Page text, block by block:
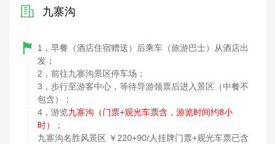
九寨沟
1，早餐（酒店住宿赠送）后乘车（旅游巴士）从酒店出
发；
2，前往九寨沟景区停车场；
3，步行至游客中心，等待导游领票后进入景区（中餐不
包含）；
4，游览九寨沟（门票+观光车票含，游览时间约8小
时）
；
九寨沟名胜风景区 ￥220+90/人挂牌门票+观光车票已含